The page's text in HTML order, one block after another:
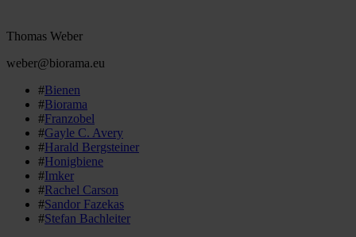
Thomas Weber
weber@biorama.eu
#Bienen
#Biorama
#Franzobel
#Gayle C. Avery
#Harald Bergsteiner
#Honigbiene
#Imker
#Rachel Carson
#Sandor Fazekas
#Stefan Bachleiter